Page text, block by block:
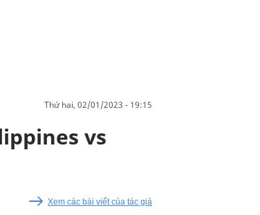
thứ hai, 02/01/2023 - 19:15
vs
Xem các bài viết của tác giả